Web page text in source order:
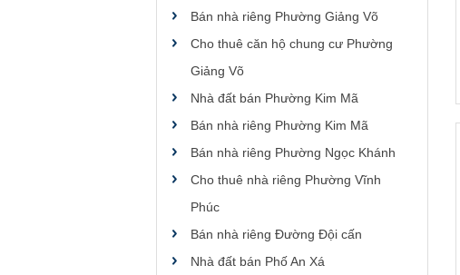
Bán nhà riêng Phường Giảng Võ
Cho thuê căn hộ chung cư Phường
Giảng Võ
Nhà đất bán Phường Kim Mã
Bán nhà riêng Phường Kim Mã
Bán nhà riêng Phường Ngọc Khánh
Cho thuê nhà riêng Phường Vĩnh
Phúc
Bán nhà riêng Đường Đội cấn
Nhà đất bán Phố An Xá